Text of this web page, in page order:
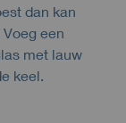
dan kan
een
met lauw
keel.